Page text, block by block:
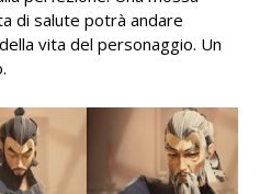
di salute potrà andare
vita del personaggio. Un